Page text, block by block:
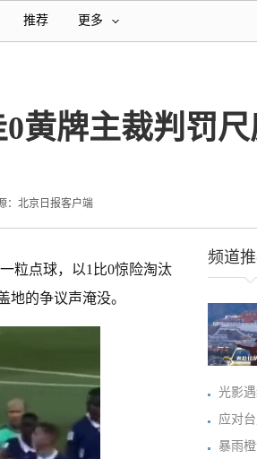
推荐 更多
黄牌主裁判罚
：北京日报客户端
粒点球，以1比0惊险淘汰
地的争议声淹没。
频道
光影
应对
暴雨